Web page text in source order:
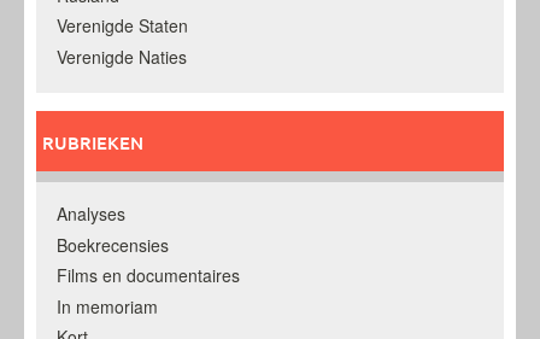
Verenigde Staten
Verenigde Naties
RUBRIEKEN
Analyses
Boekrecensies
Films en documentaires
In memoriam